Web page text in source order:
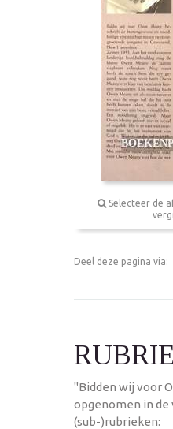
Selecteer de
Deel deze pagina via:
"Bidden wij voor
opgenomen in de
(sub-)rubrieken: